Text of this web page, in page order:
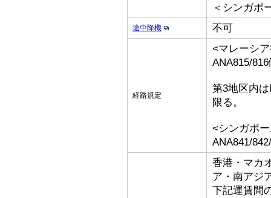
＜シンガポ
途中降機 不可
経路規定
<マレーシ
ANA815/
第3地区内
限る。
<シンガポ
ANA841/
香港・マカ
ア・南アジ
下記運賃間